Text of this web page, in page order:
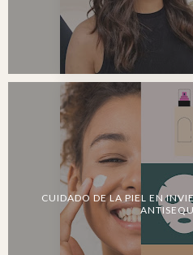
CUIDADO DE LA PIEL EN